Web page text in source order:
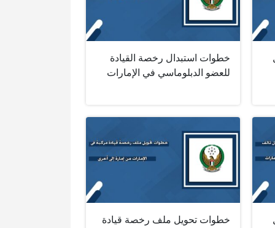
خطوات استبدال رخصة القيادة
للعضو الدبلوماسي في الإمارات
خطوات تحويل ملف رخصة قيادة